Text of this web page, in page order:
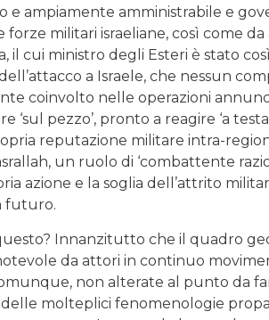
e ampiamente amministrabile e
militari israeliane, così come da
il cui ministro degli Esteri è stato
a Israele, che nessun
coinvolto nelle operazioni
‘sul pezzo’, pronto a reagire ‘a
reputazione militare intra-
un ruolo di ‘combattente
azione e la soglia dell’attrito
futuro.
Innanzitutto che il quadro
da attori in continuo
non alterate al punto da
molteplici fenomenologie